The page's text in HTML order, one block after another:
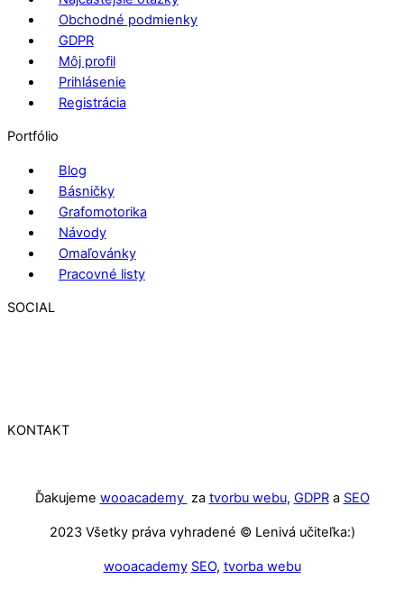
Obchodné podmienky
GDPR
Môj profil
Prihlásenie
Registrácia
Portfólio
Blog
Básničky
Grafomotorika
Návody
Omaľovánky
Pracovné listy
SOCIAL
KONTAKT
Ďakujeme wooacademy za tvorbu webu, GDPRa SEO
2023 Všetky práva vyhradené © Lenivá učiteľka:)
wooacademy SEO, tvorba webu